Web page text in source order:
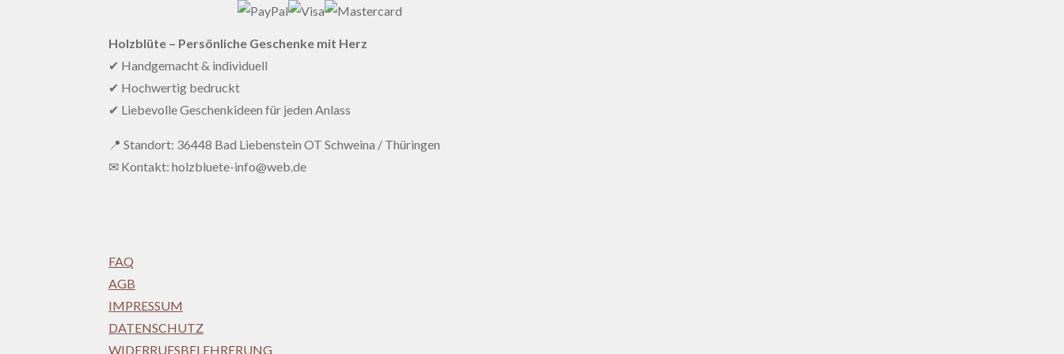
Holzblüte – Persönliche Geschenke mit Herz
✔ Handgemacht & individuell
✔ Hochwertig bedruckt
✔ Liebevolle Geschenkideen für jeden Anlass
📍 Standort: 36448 Bad Liebenstein OT Schweina / Thüringen
✉ Kontakt: holzbluete-info@web.de
FAQ
AGB
IMPRESSUM
DATENSCHUTZ
WIDERRUFSBELEHRERUNG